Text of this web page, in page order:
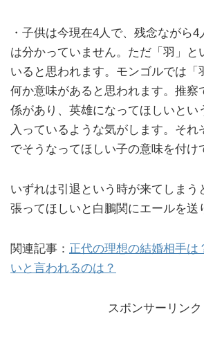
・子供は今現在4人で、残念ながら
は分かっていません。ただ「羽」と
いると思われます。モンゴルでは「
何か意味があると思われます。推察
係があり、英雄になってほしいとい
入っているような気がします。それ
でそうなってほしい子の意味を付け
いずれは引退という時が来てしまう
張ってほしいと白鵬関にエールを送
関連記事： 正代の理想の結婚相手は
いと言われるのは？
スポンサーリンク